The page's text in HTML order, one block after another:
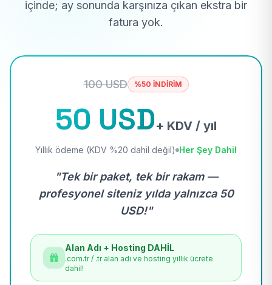
içinde; ay sonunda karşınıza çıkan ekstra bir
fatura yok.
100 USD %50 İNDİRİM
50 USD+ KDV / yıl
Yıllık ödeme (KDV %20 dahil değil) Her Şey Dahil
"Tek bir paket, tek bir rakam —
profesyonel siteniz yılda yalnızca 50
USD!"
Alan Adı + Hosting DAHİL
.com.tr / .tr alan adı ve hosting yıllık ücrete
dahil!